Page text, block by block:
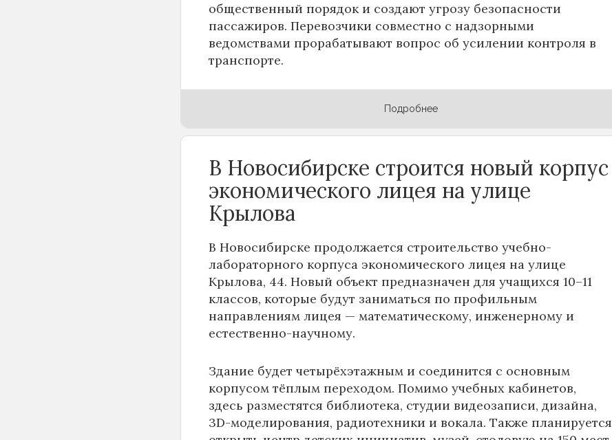
общественный порядок и создают угрозу безопасности
пассажиров. Перевозчики совместно с надзорными
ведомствами прорабатывают вопрос об усилении контроля в
транспорте.
Подробнее
В Новосибирске строится новый корпус
экономического лицея на улице
Крылова
В Новосибирске продолжается строительство учебно-
лабораторного корпуса экономического лицея на улице
Крылова, 44. Новый объект предназначен для учащихся 10–11
классов, которые будут заниматься по профильным
направлениям лицея — математическому, инженерному и
естественно-научному.
Здание будет четырёхэтажным и соединится с основным
корпусом тёплым переходом. Помимо учебных кабинетов,
здесь разместятся библиотека, студии видеозаписи, дизайна,
3D-моделирования, радиотехники и вокала. Также планируется